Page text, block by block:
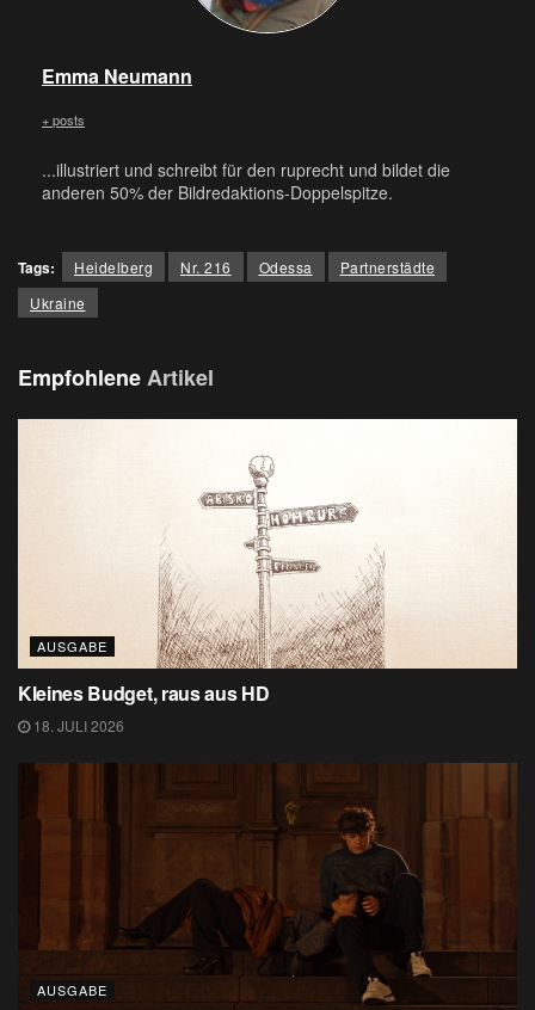
Emma Neumann
+ posts
...illustriert und schreibt für den ruprecht und bildet die
anderen 50% der Bildredaktions-Doppelspitze.
Tags: Heidelberg Nr. 216 Odessa
Partnerstädte
Ukraine
EmpfohleneArtikel
AUSGABE
Kleines Budget, raus aus HD
18. JULI 2026
AUSGABE